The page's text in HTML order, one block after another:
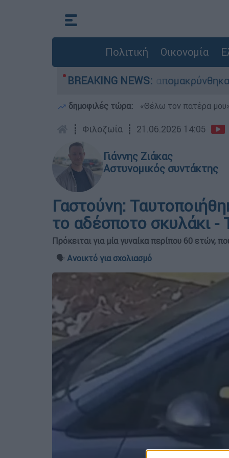
Πολιτική Οικονομία
BREAKING NEWS:
- 254 πολίτες απομακρύνθηκαν διά
δημοφιλές τώρα: «Θέλω τον πατέρα
┋ Φιλοζωία ┋ 21.06.2026 14:05
Γιάννης Ζιάκας
Αστυνομικός συντάκτης
Γαστούνη:
το αδέσποτο σκυλάκι -
Πρόκειται για μία γυναίκα περίπου 60 ετών,
🗣️ Ανοικτό για σχολιασμό